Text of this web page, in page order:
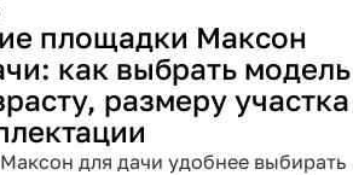
площадки Максон
как выбрать модель
размеру участка
для дачи удобнее выбирать